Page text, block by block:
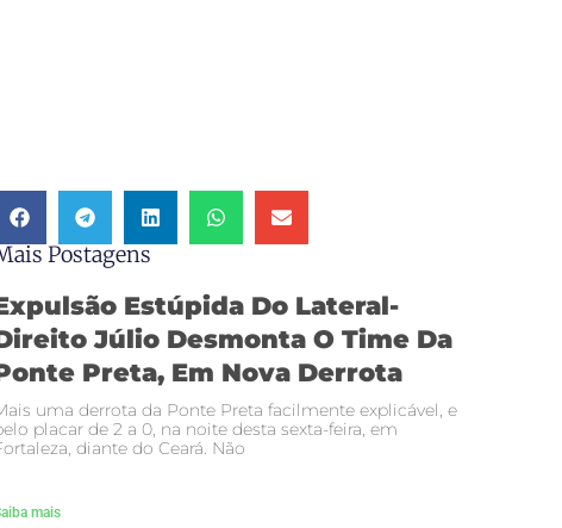
Postagens
Estúpida Do Lateral-
Júlio Desmonta O Time Da
Preta, Em Nova Derrota
uma derrota da Ponte Preta facilmente explicável, e
placar de 2 a 0, na noite desta sexta-feira, em
diante do Ceará. Não
mais